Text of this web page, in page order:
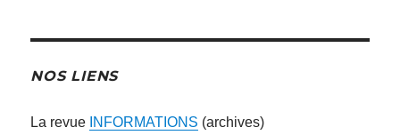
NOS LIENS
La revue INFORMATIONS (archives)